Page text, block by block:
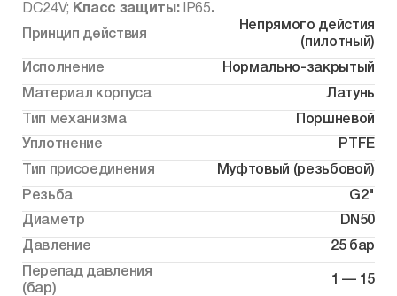
DC24V; Класс защиты: IP65.
Принцип действия
Непрямого дейстия
(пилотный)
Исполнение
Нормально-закрытый
Материал корпуса
Латунь
Тип механизма
Поршневой
Уплотнение
PTFE
Тип присоединения
Муфтовый (резьбовой)
Резьба
G2"
Диаметр
DN50
Давление
25 бар
Перепад давления
(бар)
1 — 15